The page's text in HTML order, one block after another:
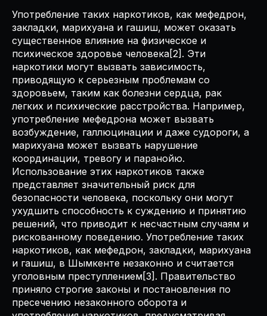
Употребление таких наркотиков, как мефедрон,
закладки, марихуана и гашиш, может оказать
существенное влияние на физическое и
психическое здоровье человека[2]. Эти
наркотики могут вызвать зависимость,
приводящую к серьезным проблемам со
здоровьем, таким как болезни сердца, рак
легких и психические расстройства. Например,
употребление мефедрона может вызвать
возбуждение, галлюцинации и даже судороги, а
марихуана может вызвать нарушение
координации, тревогу и паранойю.
Использование этих наркотиков также
представляет значительный риск для
безопасности человека, поскольку они могут
ухудшить способность к суждению и принятию
решений, что приводит к несчастным случаям и
рискованному поведению. Употребление таких
наркотиков, как мефедрон, закладки, марихуана
и гашиш, в Шымкенте незаконно и считается
уголовным преступлением[3]. Правительство
приняло строгие законы и постановления по
пресечению незаконного оборота и